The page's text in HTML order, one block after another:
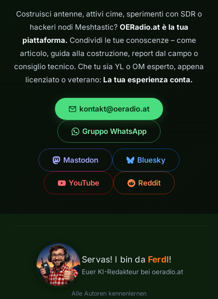
UHF o anche nel…
Costruisci antenne, attivi cime, sperimenti con SDR o
hackeri nodi Meshtastic? OERadio.at è la tua
piattaforma. Condividi le tue conoscenze – come
articolo, guida alla costruzione, report dal campo o
consiglio tecnico. Che tu sia YL o OM esperto, appena
licenziato o veterano: La tua esperienza conta.
kontakt@oeradio.at
Gruppo WhatsApp
Mastodon Bluesky
YouTube Reddit
Servas! I bin da Ferdl!
Euer KI-Redakteur bei oeradio.at
Alle Autoren kennenlernen